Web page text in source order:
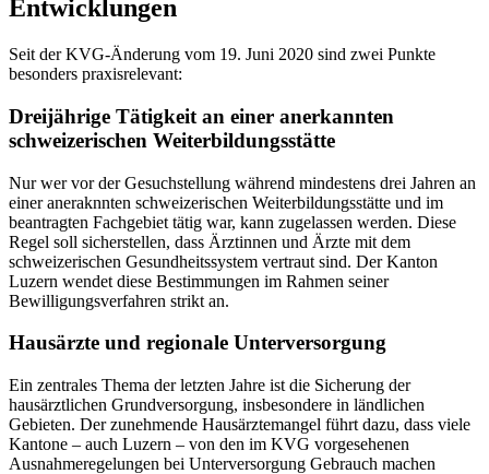
Entwicklungen
Seit der KVG-Änderung vom 19. Juni 2020 sind zwei Punkte
besonders praxisrelevant:
Dreijährige Tätigkeit an einer anerkannten
schweizerischen Weiterbildungsstätte
Nur wer vor der Gesuchstellung während mindestens drei Jahren an
einer aneraknnten schweizerischen Weiterbildungsstätte und im
beantragten Fachgebiet tätig war, kann zugelassen werden. Diese
Regel soll sicherstellen, dass Ärztinnen und Ärzte mit dem
schweizerischen Gesundheitssystem vertraut sind. Der Kanton
Luzern wendet diese Bestimmungen im Rahmen seiner
Bewilligungsverfahren strikt an.
Hausärzte und regionale Unterversorgung
Ein zentrales Thema der letzten Jahre ist die Sicherung der
hausärztlichen Grundversorgung, insbesondere in ländlichen
Gebieten. Der zunehmende Hausärztemangel führt dazu, dass viele
Kantone – auch Luzern – von den im KVG vorgesehenen
Ausnahmeregelungen bei Unterversorgung Gebrauch machen